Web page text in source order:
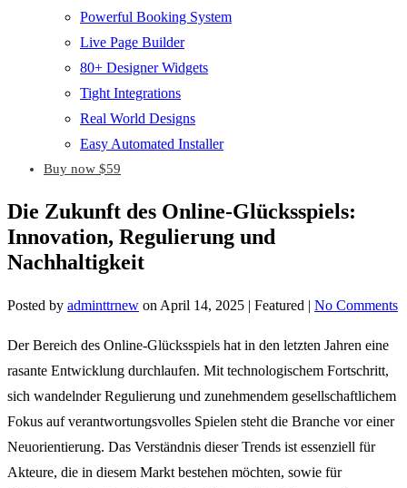
Powerful Booking System
Live Page Builder
80+ Designer Widgets
Tight Integrations
Real World Designs
Easy Automated Installer
Buy now $59
Die Zukunft des Online-Glücksspiels:
Innovation, Regulierung und
Nachhaltigkeit
Posted by adminttrnew on April 14, 2025 | Featured | No Comments
Der Bereich des Online-Glücksspiels hat in den letzten Jahren eine
rasante Entwicklung durchlaufen. Mit technologischem Fortschritt,
sich wandelnder Regulierung und zunehmendem gesellschaftlichem
Fokus auf verantwortungsvolles Spielen steht die Branche vor einer
Neuorientierung. Das Verständnis dieser Trends ist essenziell für
Akteure, die in diesem Markt bestehen möchten, sowie für